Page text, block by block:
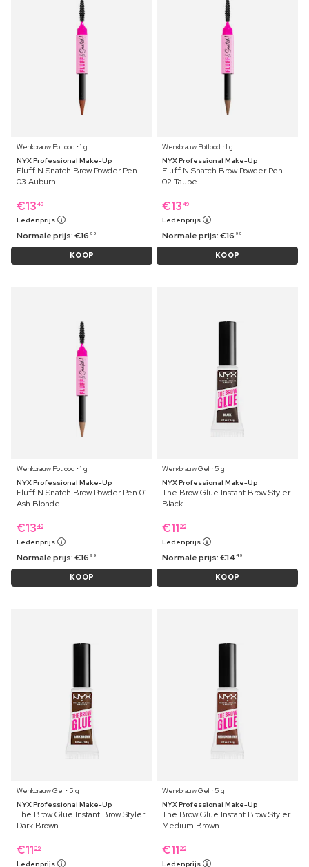
Wenkbrauw Potlood ⋅ 1 g
NYX Professional Make-Up
Fluff N Snatch Brow Powder Pen
03 Auburn
€13 49
Ledenprijs
Normale prijs:€16 99
KOOP
Wenkbrauw Potlood ⋅ 1 g
NYX Professional Make-Up
Fluff N Snatch Brow Powder Pen
02 Taupe
€13 49
Ledenprijs
Normale prijs:€16 99
KOOP
Wenkbrauw Potlood ⋅ 1 g
NYX Professional Make-Up
Fluff N Snatch Brow Powder Pen 01
Ash Blonde
€13 49
Ledenprijs
Normale prijs:€16 99
KOOP
Wenkbrauw Gel ⋅ 5 g
NYX Professional Make-Up
The Brow Glue Instant Brow Styler
Black
€11 39
Ledenprijs
Normale prijs:€14 49
KOOP
Wenkbrauw Gel ⋅ 5 g
NYX Professional Make-Up
The Brow Glue Instant Brow Styler
Dark Brown
€11 39
Ledenprijs
Wenkbrauw Gel ⋅ 5 g
NYX Professional Make-Up
The Brow Glue Instant Brow Styler
Medium Brown
€11 39
Ledenprijs